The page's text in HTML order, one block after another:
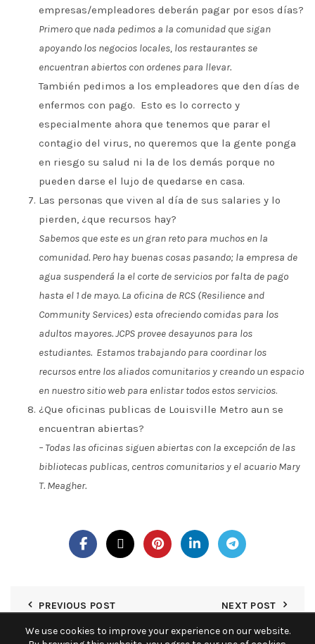
empresas/empleadores deberán pagar por esos días?
Primero que nada pedimos a la comunidad que sigan
apoyando los negocios locales, los restaurantes se
encuentran abiertos con ordenes para llevar.
También pedimos a los empleadores que den días de
enfermos con pago. Esto es lo correcto y
especialmente ahora que tenemos que parar el
contagio del virus, no queremos que la gente ponga
en riesgo su salud ni la de los demás porque no
pueden darse el lujo de quedarse en casa.
Las personas que viven al día de sus salaries y lo
pierden, ¿que recursos hay?
Sabemos que este es un gran reto para muchos en la
comunidad. Pero hay buenas cosas pasando; la empresa de
agua suspenderá la el corte de servicios por falta de pago
hasta el 1 de mayo. La oficina de RCS (Resilience and
Community Services) esta ofreciendo comidas para los
adultos mayores. JCPS provee desayunos para los
estudiantes. Estamos trabajando para coordinar los
recursos entre los aliados comunitarios y creando un espacio
en nuestro sitio web para enlistar todos estos servicios.
¿Que oficinas publicas de Louisville Metro aun se
encuentran abiertas?
– Todas las oficinas siguen abiertas con la excepción de las
bibliotecas publicas, centros comunitarios y el acuario Mary
T. Meagher.
PREVIOUS POST NEXT POST
We use cookies to improve your experience on our website.